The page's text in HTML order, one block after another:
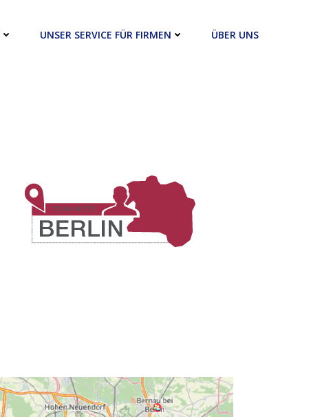
UNSER SERVICE FÜR FIRMEN ÜBER UNS